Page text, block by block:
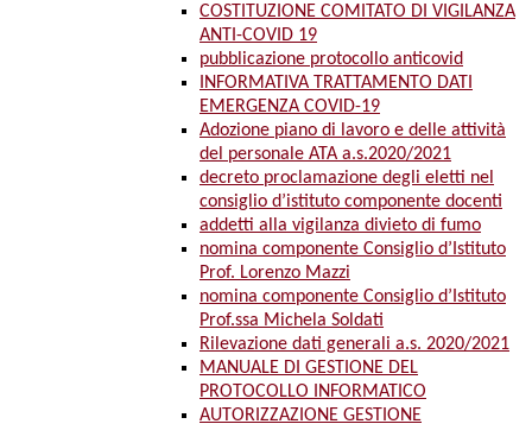
COSTITUZIONE COMITATO DI VIGILANZA
ANTI-COVID 19
pubblicazione protocollo anticovid
INFORMATIVA TRATTAMENTO DATI
EMERGENZA COVID-19
Adozione piano di lavoro e delle attività
del personale ATA a.s.2020/2021
decreto proclamazione degli eletti nel
consiglio d’istituto componente docenti
addetti alla vigilanza divieto di fumo
nomina componente Consiglio d’Istituto
Prof. Lorenzo Mazzi
nomina componente Consiglio d’Istituto
Prof.ssa Michela Soldati
Rilevazione dati generali a.s. 2020/2021
MANUALE DI GESTIONE DEL
PROTOCOLLO INFORMATICO
AUTORIZZAZIONE GESTIONE